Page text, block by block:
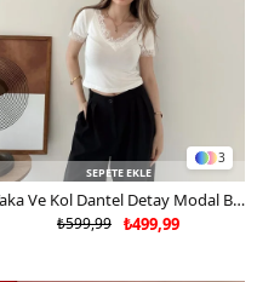
3
SEPETE EKLE
Yaka Ve Kol Dantel Detay Modal Bluz Beyaz 2134
₺499,99
₺599,99